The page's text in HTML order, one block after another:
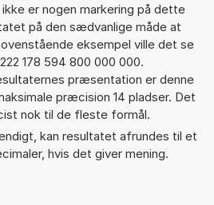
er nogen markering på dette
på den sædvanlige måde at
eksempel ville det se
178 594 800 000 000.
præsentation er denne
præcision 14 pladser. Det
nok til de fleste formål.
kan resultatet afrundes til et
hvis det giver mening.